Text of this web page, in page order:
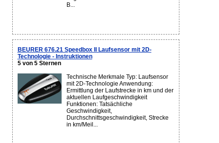
B...
BEURER 676.21 Speedbox II Laufsensor mit 2D-
Technologie - Instruktionen
5 von 5 Sternen
Technische Merkmale Typ: Laufsensor
mit 2D-Technologie Anwendung:
Ermittlung der Laufstrecke in km und der
aktuellen Laufgeschwindigkeit
Funktionen: Tatsächliche
Geschwindigkeit,
Durchschnittsgeschwindigkeit, Strecke
in km/Meil...